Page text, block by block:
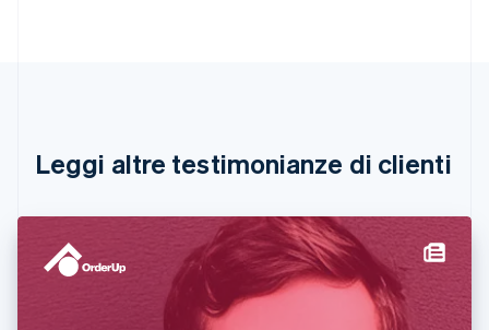
Leggi altre testimonianze di clienti
English Français
Cina continentale
Cipro
English
Croazia